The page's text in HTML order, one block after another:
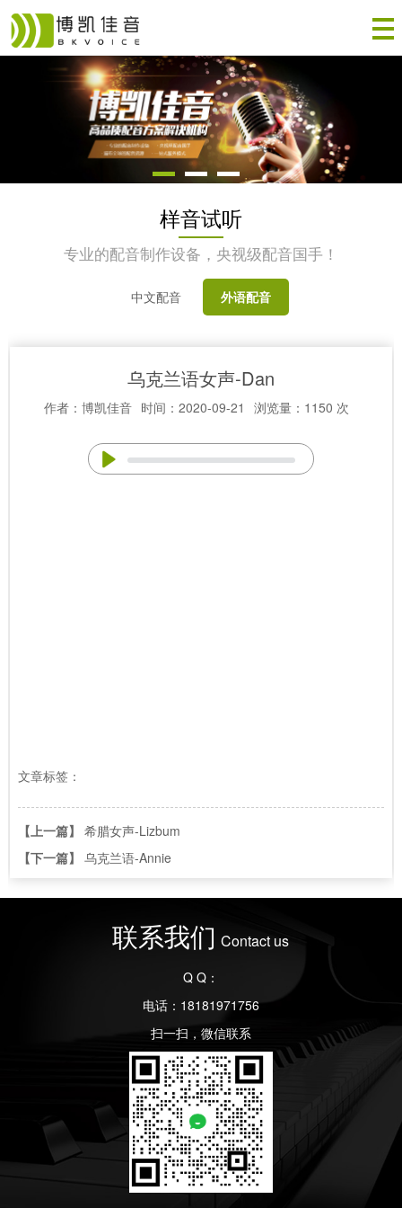
样音试听
专业的配音制作设备，央视级配音国手！
中文配音 外语配音
乌克兰语女声-Dan
作者：博凯佳音 时间：2020-09-21 浏览量：1150 次
文章标签：
【上一篇】 希腊女声-Lizbum
【下一篇】 乌克兰语-Annie
联系我们 Contact us
Q Q：
电话：18181971756
扫一扫，微信联系